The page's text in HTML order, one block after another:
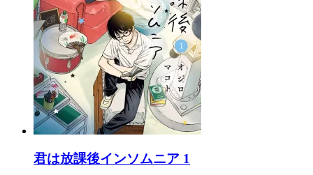
君は放課後インソムニア 1